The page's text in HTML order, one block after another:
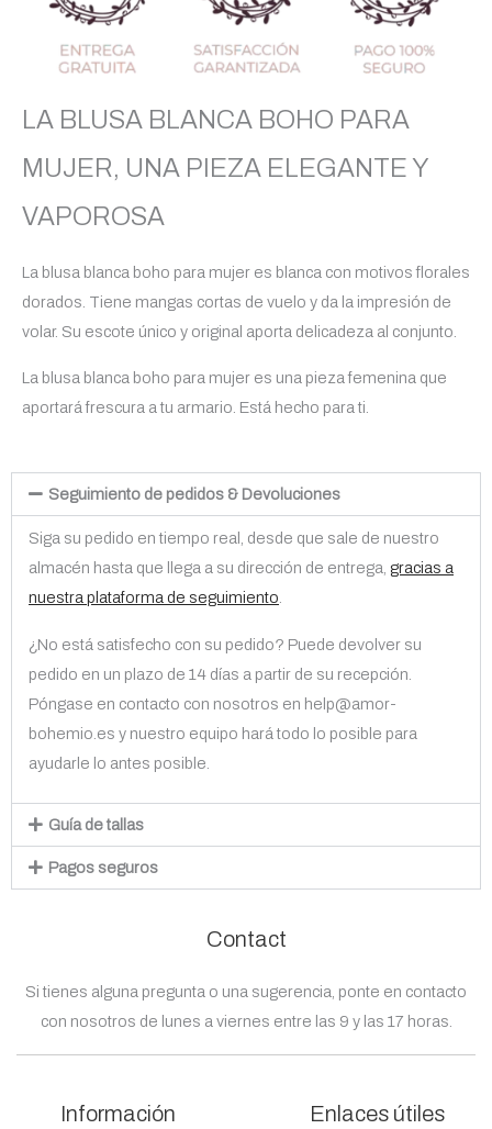
LA BLUSA BLANCA BOHO PARA
MUJER, UNA PIEZA ELEGANTE Y
VAPOROSA
La blusa blanca boho para mujer es blanca con motivos florales
dorados. Tiene mangas cortas de vuelo y da la impresión de
volar. Su escote único y original aporta delicadeza al conjunto.
La blusa blanca boho para mujer es una pieza femenina que
aportará frescura a tu armario. Está hecho para ti.
Seguimiento de pedidos & Devoluciones
Siga su pedido en tiempo real, desde que sale de nuestro
almacén hasta que llega a su dirección de entrega, gracias a
nuestra plataforma de seguimiento.
¿No está satisfecho con su pedido? Puede devolver su
pedido en un plazo de 14 días a partir de su recepción.
Póngase en contacto con nosotros en help@amor-
bohemio.es y nuestro equipo hará todo lo posible para
ayudarle lo antes posible.
Guía de tallas
Pagos seguros
Contact
Si tienes alguna pregunta o una sugerencia, ponte en contacto
con nosotros de lunes a viernes entre las 9 y las 17 horas.
Información Enlaces útiles